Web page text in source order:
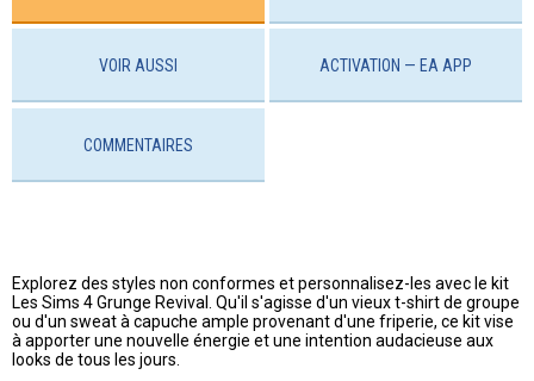
VOIR AUSSI ACTIVATION — EA APP
COMMENTAIRES
Explorez des styles non conformes et personnalisez-les avec le kit
Les Sims 4 Grunge Revival. Qu'il s'agisse d'un vieux t-shirt de groupe
ou d'un sweat à capuche ample provenant d'une friperie, ce kit vise
à apporter une nouvelle énergie et une intention audacieuse aux
looks de tous les jours.